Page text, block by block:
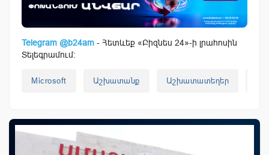
Telegram @b24am - Հետևեք «Բիզնես 24»-ի լրահոսին
Տելեգրամում:
Microsoft Աշխատանք Աշխատատեղեր